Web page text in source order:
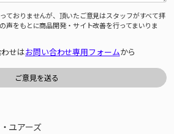
ておりませんが、頂いたご意見はスタッフがすべて拝
声をもとに商品開発・サイト改善を行ってまいりま
せはお問い合わせ専用フォームから
ユアーズ